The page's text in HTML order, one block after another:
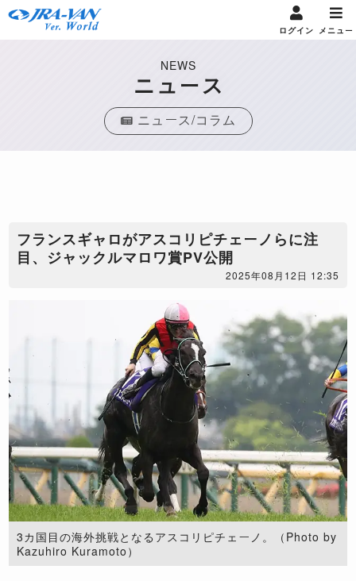
ログイン メニュー
NEWS
ニュース
ニュース/コラム
​フランスギャロがアスコリピチェーノらに注
目、ジャックルマロワ賞PV公開
2025年08月12日 12:35
3カ国目の海外挑戦となるアスコリピチェーノ。（Photo by
Kazuhiro Kuramoto）